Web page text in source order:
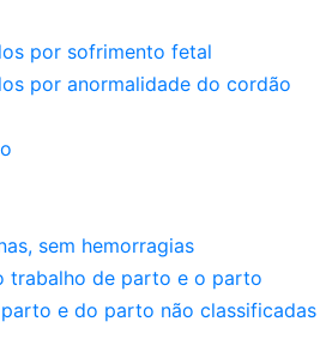
por sofrimento fetal
por anormalidade do cordão
sem hemorragias
trabalho de parto e o parto
e do parto não classificadas